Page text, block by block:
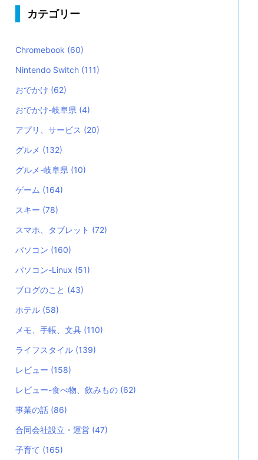
カテゴリー
Chromebook (60)
Nintendo Switch (111)
おでかけ (62)
おでかけ-岐阜県 (4)
アプリ、サービス (20)
グルメ (132)
グルメ-岐阜県 (10)
ゲーム (164)
スキー (78)
スマホ、タブレット (72)
パソコン (160)
パソコン-Linux (51)
ブログのこと (43)
ホテル (58)
メモ、手帳、文具 (110)
ライフスタイル (139)
レビュー (158)
レビュー-食べ物、飲みもの (62)
事業の話 (86)
合同会社設立・運営 (47)
子育て (165)